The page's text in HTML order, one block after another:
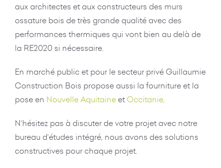
aux architectes et aux constructeurs des murs
ossature bois de très grande qualité avec des
performances thermiques qui vont bien au delà de
la RE2020 si nécessaire.
En marché public et pour le secteur privé Guillaumie
Construction Bois propose aussi la fourniture et la
pose en Nouvelle Aquitaineet Occitanie.
N’hésitez pas à discuter de votre projet avec notre
bureau d’études intégré, nous avons des solutions
constructives pour chaque projet.